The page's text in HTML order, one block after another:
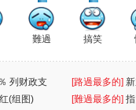
難過 搞笑
列财政支
[路過最多的]
(组图) [難過最多的]